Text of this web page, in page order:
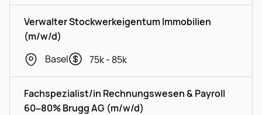
Verwalter Stockwerkeigentum Immobilien
(m/w/d)
Basel
75k - 85k
Fachspezialist/in Rechnungswesen & Payroll
60–80% Brugg AG (m/w/d)